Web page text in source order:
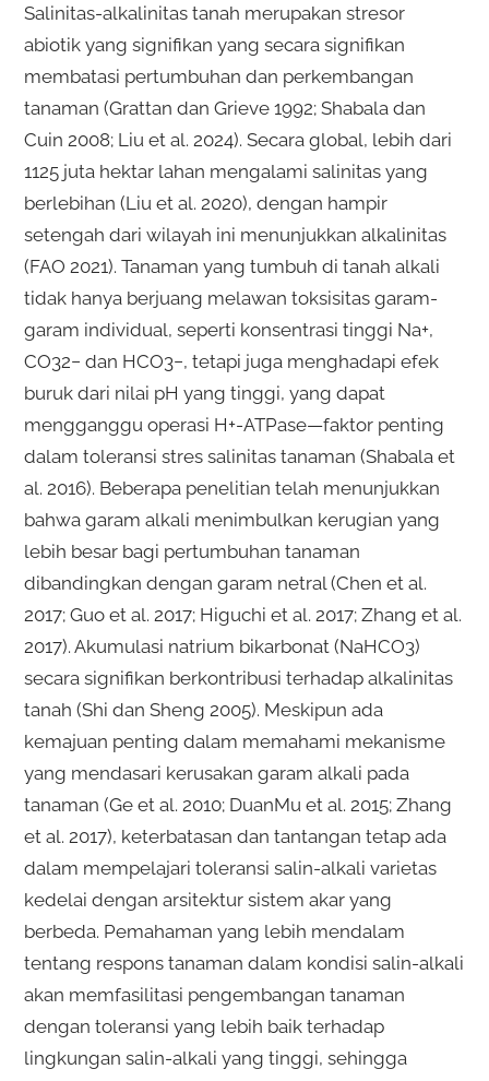
Salinitas-alkalinitas tanah merupakan stresor
abiotik yang signifikan yang secara signifikan
membatasi pertumbuhan dan perkembangan
tanaman (Grattan dan Grieve 1992; Shabala dan
Cuin 2008; Liu et al. 2024). Secara global, lebih dari
1125 juta hektar lahan mengalami salinitas yang
berlebihan (Liu et al. 2020), dengan hampir
setengah dari wilayah ini menunjukkan alkalinitas
(FAO 2021). Tanaman yang tumbuh di tanah alkali
tidak hanya berjuang melawan toksisitas garam-
garam individual, seperti konsentrasi tinggi Na+,
CO32− dan HCO3−, tetapi juga menghadapi efek
buruk dari nilai pH yang tinggi, yang dapat
mengganggu operasi H+-ATPase—faktor penting
dalam toleransi stres salinitas tanaman (Shabala et
al. 2016). Beberapa penelitian telah menunjukkan
bahwa garam alkali menimbulkan kerugian yang
lebih besar bagi pertumbuhan tanaman
dibandingkan dengan garam netral (Chen et al.
2017; Guo et al. 2017; Higuchi et al. 2017; Zhang et al.
2017). Akumulasi natrium bikarbonat (NaHCO3)
secara signifikan berkontribusi terhadap alkalinitas
tanah (Shi dan Sheng 2005). Meskipun ada
kemajuan penting dalam memahami mekanisme
yang mendasari kerusakan garam alkali pada
tanaman (Ge et al. 2010; DuanMu et al. 2015; Zhang
et al. 2017), keterbatasan dan tantangan tetap ada
dalam mempelajari toleransi salin-alkali varietas
kedelai dengan arsitektur sistem akar yang
berbeda. Pemahaman yang lebih mendalam
tentang respons tanaman dalam kondisi salin-alkali
akan memfasilitasi pengembangan tanaman
dengan toleransi yang lebih baik terhadap
lingkungan salin-alkali yang tinggi, sehingga